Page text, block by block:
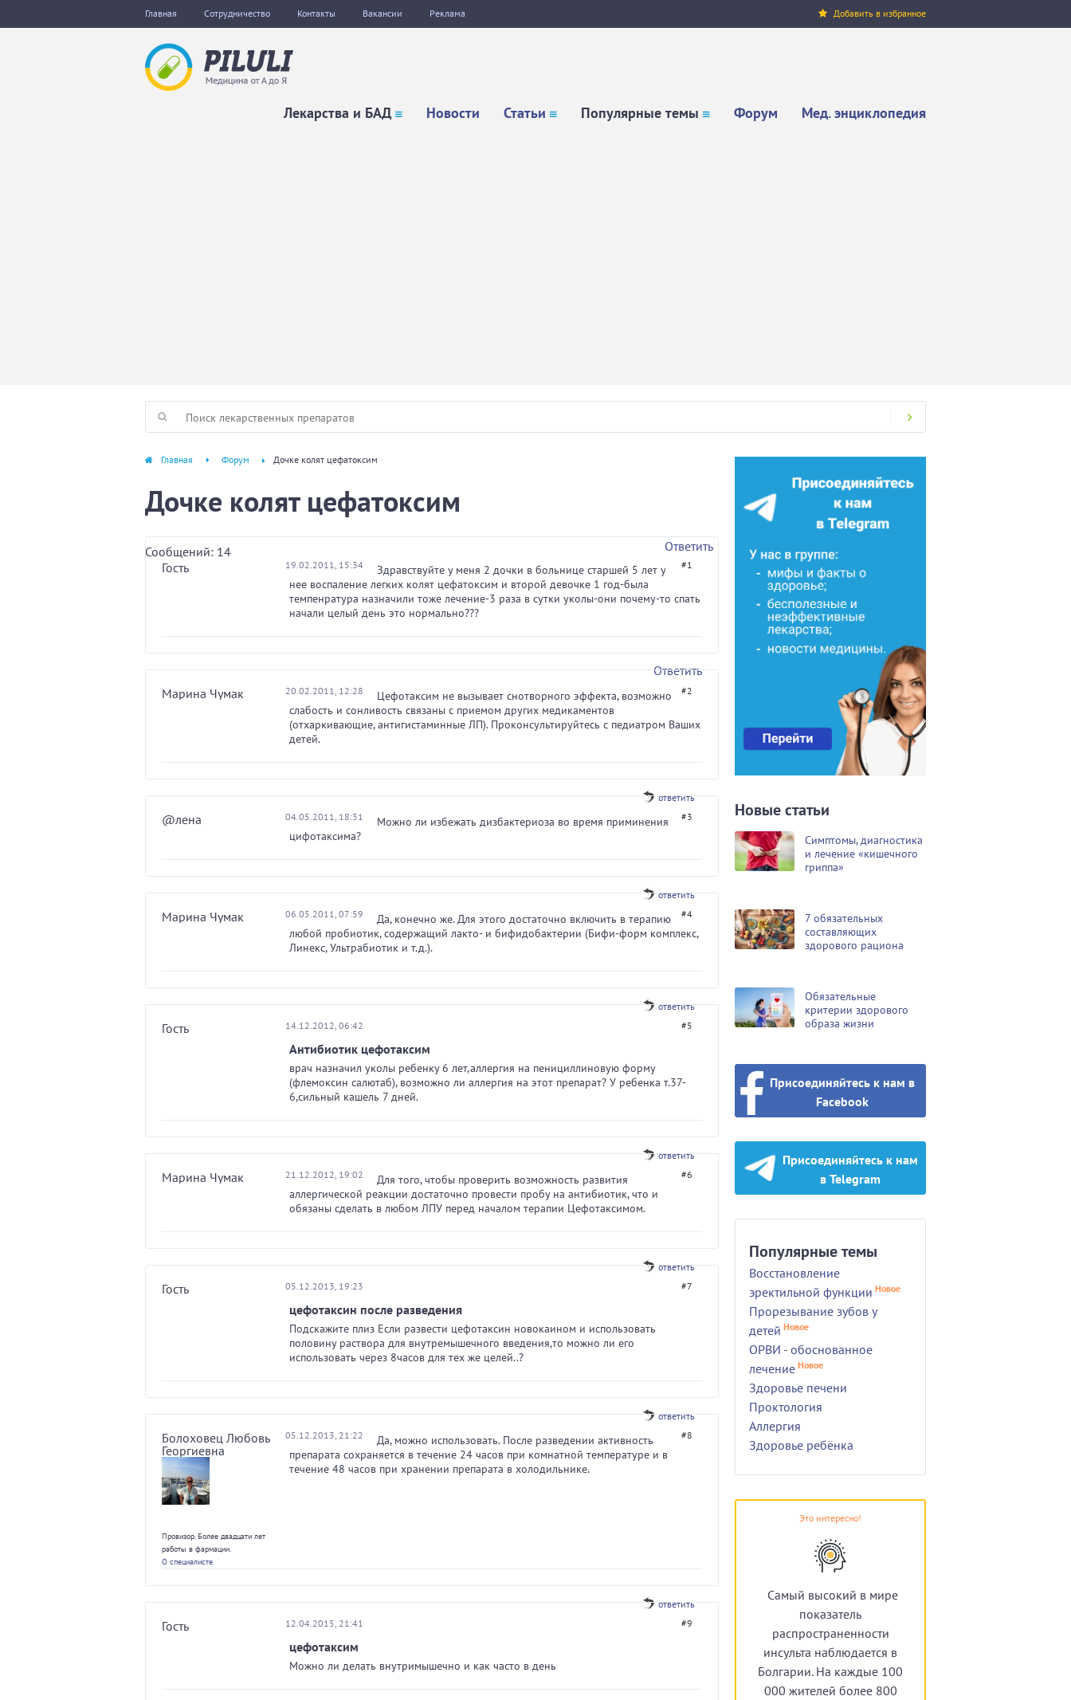
Главная Сотрудничество Контакты Вакансии Реклама Добавить в избранное
Лекарства и БАД Новости Статьи Популярные темы Форум Мед. энциклопедия
Главная Форум Дочке колят цефатоксим
Дочке колят цефатоксим
Сообщений: 14
Ответить
Гость
19.02.2011, 15:34 #1
Здравствуйте у меня 2 дочки в больнице старшей 5 лет у
нее воспаление легких колят цефатоксим и второй девочке 1 год-была
темпенратура назначили тоже лечение-3 раза в сутки уколы-они почему-то спать
начали целый день это нормально???
Ответить
Марина Чумак
20.02.2011, 12:28 #2
Цефотаксим не вызывает снотворного эффекта, возможно
слабость и сонливость связаны с приемом других медикаментов
(отхаркивающие, антигистаминные ЛП). Проконсультируйтесь с педиатром Ваших
детей.
ответить
@лена 04.05.2011, 18:31 #3
Можно ли избежать дизбактериоза во время приминения
цифотаксима?
ответить
Марина Чумак 06.05.2011, 07:59 #4
Да, конечно же. Для этого достаточно включить в терапию
любой пробиотик, содержащий лакто- и бифидобактерии (Бифи-форм комплекс,
Линекс, Ультрабиотик и т.д.).
ответить
Гость 14.12.2012, 06:42 #5
Антибиотик цефотаксим
врач назначил уколы ребенку 6 лет,аллергия на пенициллиновую форму
(флемоксин салютаб), возможно ли аллергия на этот препарат? У ребенка т.37-
6,сильный кашель 7 дней.
ответить
Марина Чумак 21.12.2012, 19:02 #6
Для того, чтобы проверить возможность развития
аллергической реакции достаточно провести пробу на антибиотик, что и
обязаны сделать в любом ЛПУ перед началом терапии Цефотаксимом.
ответить
Гость 05.12.2013, 19:23 #7
цефотаксин после разведения
Подскажите плиз Если развести цефотаксин новокаином и использовать
половину раствора для внутремышечного введения,то можно ли его
использовать через 8часов для тех же целей..?
ответить
Болоховец Любовь
Георгиевна
Провизор. Более двадцати лет
работы в фармации.
О специалисте
05.12.2013, 21:22 #8
Да, можно использовать. После разведении активность
препарата сохраняется в течение 24 часов при комнатной температуре и в
течение 48 часов при хранении препарата в холодильнике.
ответить
Гость 12.04.2015, 21:41 #9
цефотаксим
Можно ли делать внутримышечно и как часто в день
Новые статьи
Симптомы, диагностика
и лечение «кишечного
гриппа»
7 обязательных
составляющих
здорового рациона
Обязательные
критерии здорового
образа жизни
Присоединяйтесь к нам в
Facebook
Присоединяйтесь к нам
в Telegram
Популярные темы
Восстановление
эректильной функции Новое
Прорезывание зубов у
детей Новое
ОРВИ - обоснованное
лечение Новое
Здоровье печени
Проктология
Аллергия
Здоровье ребёнка
Это интересно!
Самый высокий в мире
показатель
распространенности
инсульта наблюдается в
Болгарии. На каждые 100
000 жителей более 800